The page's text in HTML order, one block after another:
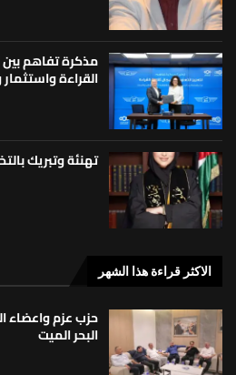
مذكرة تفاهم
القراءة
تهنئة وتبريك
الاكثر قراءة هذا الشهر
حزب عزم واعضاء
البحر الميت